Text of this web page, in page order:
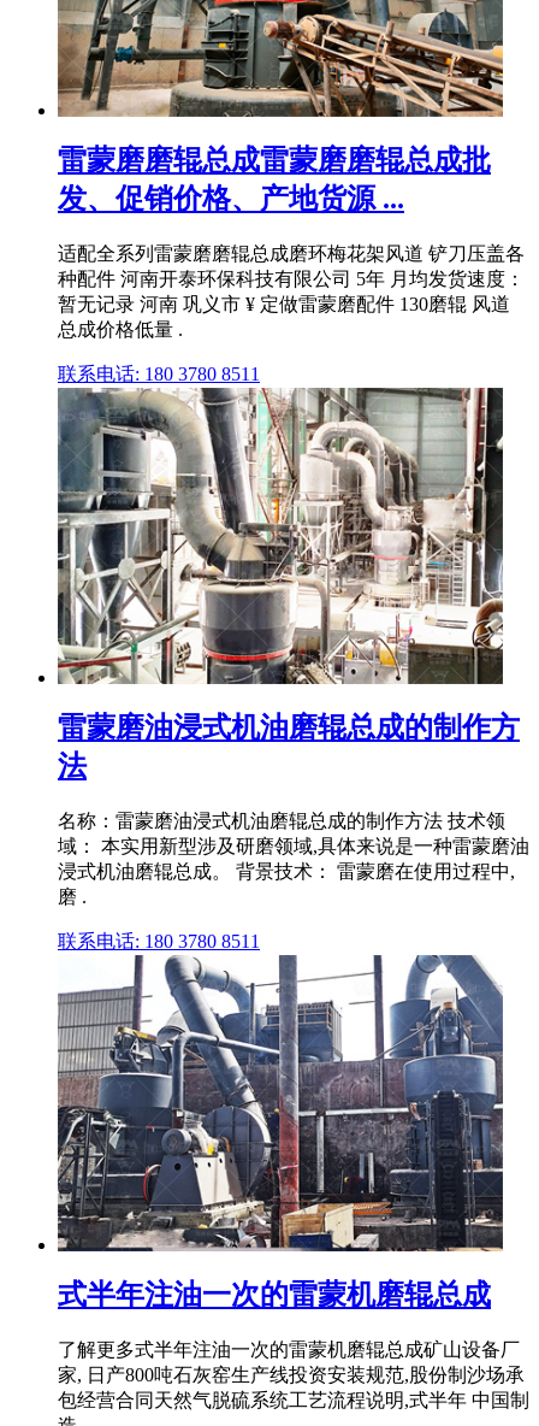
雷蒙磨磨辊总成雷蒙磨磨辊总成批
发、促销价格、产地货源 ...
适配全系列雷蒙磨磨辊总成磨环梅花架风道 铲刀压盖各
种配件 河南开泰环保科技有限公司 5年 月均发货速度：
暂无记录 河南 巩义市 ¥ 定做雷蒙磨配件 130磨辊 风道
总成价格低量 .
联系电话: 180 3780 8511
雷蒙磨油浸式机油磨辊总成的制作方
法
名称：雷蒙磨油浸式机油磨辊总成的制作方法 技术领
域： 本实用新型涉及研磨领域,具体来说是一种雷蒙磨油
浸式机油磨辊总成。 背景技术： 雷蒙磨在使用过程中,
磨 .
联系电话: 180 3780 8511
式半年注油一次的雷蒙机磨辊总成
了解更多式半年注油一次的雷蒙机磨辊总成矿山设备厂
家, 日产800吨石灰窑生产线投资安装规范,股份制沙场承
包经营合同天然气脱硫系统工艺流程说明,式半年 中国制